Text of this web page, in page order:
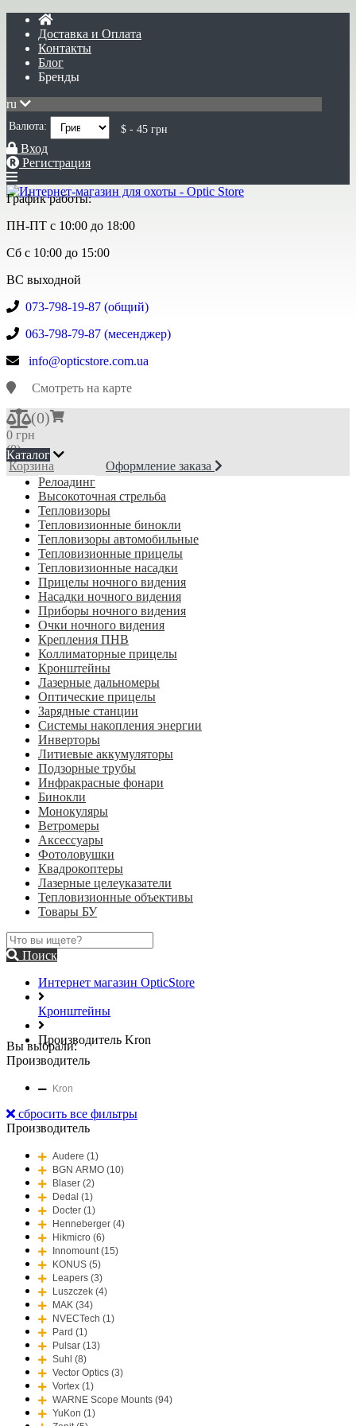
Доставка и Оплата
Контакты
Блог
Бренды
ru
Валюта: $ - 45 грн
Вход
Регистрация
График работы:
ПН-ПТ с 10:00 до 18:00
Сб с 10:00 до 15:00
ВС выходной
073-798-19-87 (общий)
063-798-79-87 (месенджер)
info@opticstore.com.ua
Смотреть на карте
(0)
0 грн
(0)
Корзина
Оформление заказа
Каталог
Релоадинг
Высокоточная стрельба
Тепловизоры
Тепловизионные бинокли
Тепловизоры автомобильные
Тепловизионные прицелы
Тепловизионные насадки
Прицелы ночного видения
Насадки ночного видения
Приборы ночного видения
Очки ночного видения
Крепления ПНВ
Коллиматорные прицелы
Кронштейны
Лазерные дальномеры
Оптические прицелы
Зарядные станции
Системы накопления энергии
Инверторы
Литиевые аккумуляторы
Подзорные трубы
Инфракрасные фонари
Бинокли
Монокуляры
Ветромеры
Аксессуары
Фотоловушки
Квадрокоптеры
Лазерные целеуказатели
Тепловизионные объективы
Товары БУ
Поиск
Интернет магазин OpticStore
Кронштейны
Производитель Kron
Вы выбрали:
Производитель
Kron
сбросить все фильтры
Производитель
Audere (1)
BGN ARMO (10)
Blaser (2)
Dedal (1)
Docter (1)
Henneberger (4)
Hikmicro (6)
Innomount (15)
KONUS (5)
Leapers (3)
Luszczek (4)
MAK (34)
NVECTech (1)
Pard (1)
Pulsar (13)
Suhl (8)
Vector Optics (3)
Vortex (1)
WARNE Scope Mounts (94)
YuKon (1)